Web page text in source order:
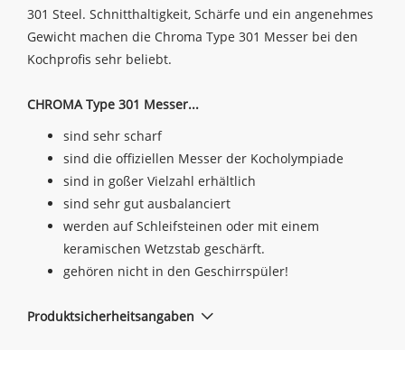
301 Steel. Schnitthaltigkeit, Schärfe und ein angenehmes
Gewicht machen die Chroma Type 301 Messer bei den
Kochprofis sehr beliebt.
CHROMA Type 301 Messer...
sind sehr scharf
sind die offiziellen Messer der Kocholympiade
sind in goßer Vielzahl erhältlich
sind sehr gut ausbalanciert
werden auf Schleifsteinen oder mit einem
keramischen Wetzstab geschärft.
gehören nicht in den Geschirrspüler!
Produktsicherheitsangaben